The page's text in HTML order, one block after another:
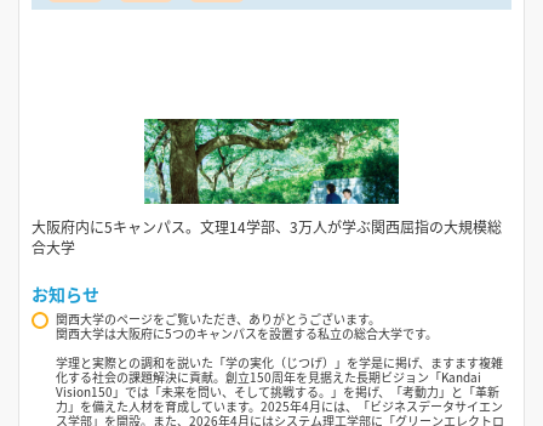
大阪府内に5キャンパス。文理14学部、3万人が学ぶ関西屈指の大規模総
合大学
お知らせ
関西大学のページをご覧いただき、ありがとうございます。
関西大学は大阪府に5つのキャンパスを設置する私立の総合大学です。
学理と実際との調和を説いた「学の実化（じつげ）」を学是に掲げ、ますます複雑
化する社会の課題解決に貢献。創立150周年を見据えた長期ビジョン「Kandai
Vision150」では「未来を問い、そして挑戦する。」を掲げ、「考動力」と「革新
力」を備えた人材を育成しています。2025年4月には、「ビジネスデータサイエン
ス学部」を開設。また、2026年4月にはシステム理工学部に「グリーンエレクトロ